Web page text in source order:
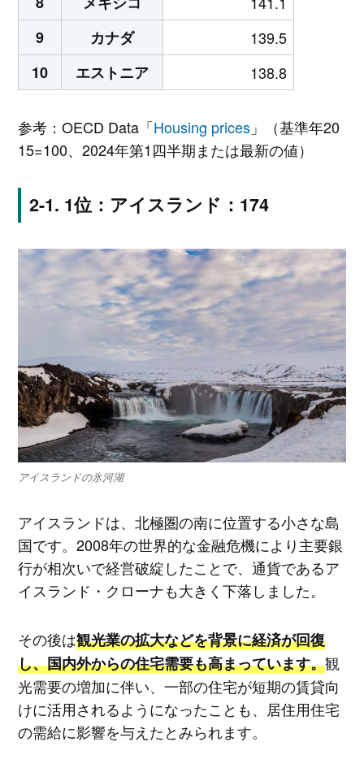
9
カナダ
139.5
10
エストニア 138.8
参考：OECD Data「Housing prices」（基準年20
15=100、2024年第1四半期または最新の値）
1位：アイスランド：174
アイスランドの氷河湖
アイスランドは、北極圏の南に位置する小さな島
国です。2008年の世界的な金融危機により主要銀
行が相次いで経営破綻したことで、通貨であるア
イスランド・クローナも大きく下落しました。
その後は観光業の拡大などを背景に経済が回復
し、国内外からの住宅需要も高まっています。観
光需要の増加に伴い、一部の住宅が短期の賃貸向
けに活用されるようになったことも、居住用住宅
の需給に影響を与えたとみられます。